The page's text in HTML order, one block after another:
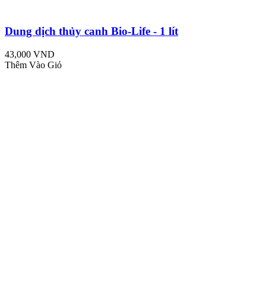
Dung dịch thủy canh Bio-Life - 1 lít
43,000 VND
Thêm Vào Giỏ